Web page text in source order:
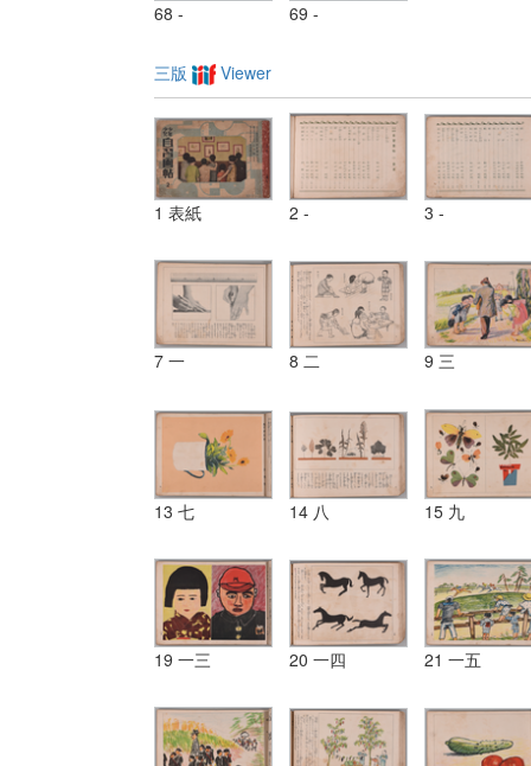
68 - 69 -
三版 Viewer
1 表紙 2 - 3 -
7 一 8 二 9 三
13 七 14 八 15 九
19 一三 20 一四 21 一五